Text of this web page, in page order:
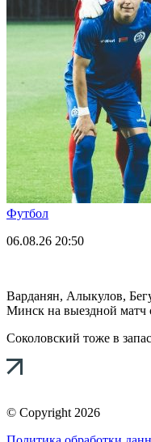
Футбол
06.08.26 20:50
Варданян, Алыкулов,
Минск на выездной матч
Соколовский тоже в
© Copyright 2026